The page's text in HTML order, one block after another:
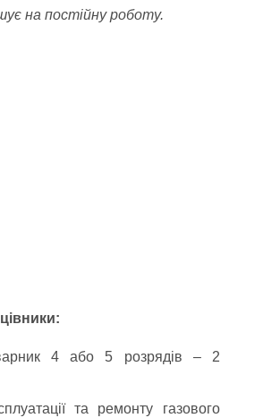
на постійну роботу.
4 або 5 розрядів – 2
та ремонту газового